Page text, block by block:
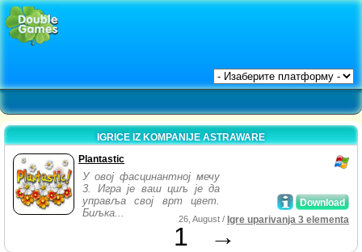
IGRICE IZ KOMPANIJE ASTRAWARE
Plantastic
У овој фасцинантној мечу
3. Игра је ваш циљ је да
управља свој врт цвет.
Биљка...
Download
26, August / Igre uparivanja 3 elementa
1 →